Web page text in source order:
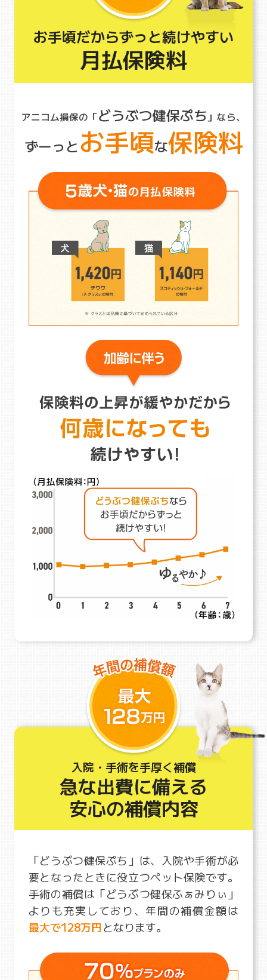
お手頃だからずっと続けやすい
月払保険料
アニコム損保の「どうぶつ健保ぷち 」なら、
ずーっとお手頃な保険料
入院・手術を手厚く補償
急な出費に備える
安心の補償内容
「どうぶつ健保ぷち」は、入院や手術が必
要となったときに役立つペット保険です。
手術の補償は「どうぶつ健保ふぁみりぃ」
よりも充実しており、年間の補償金額は
最大で128万円となります。